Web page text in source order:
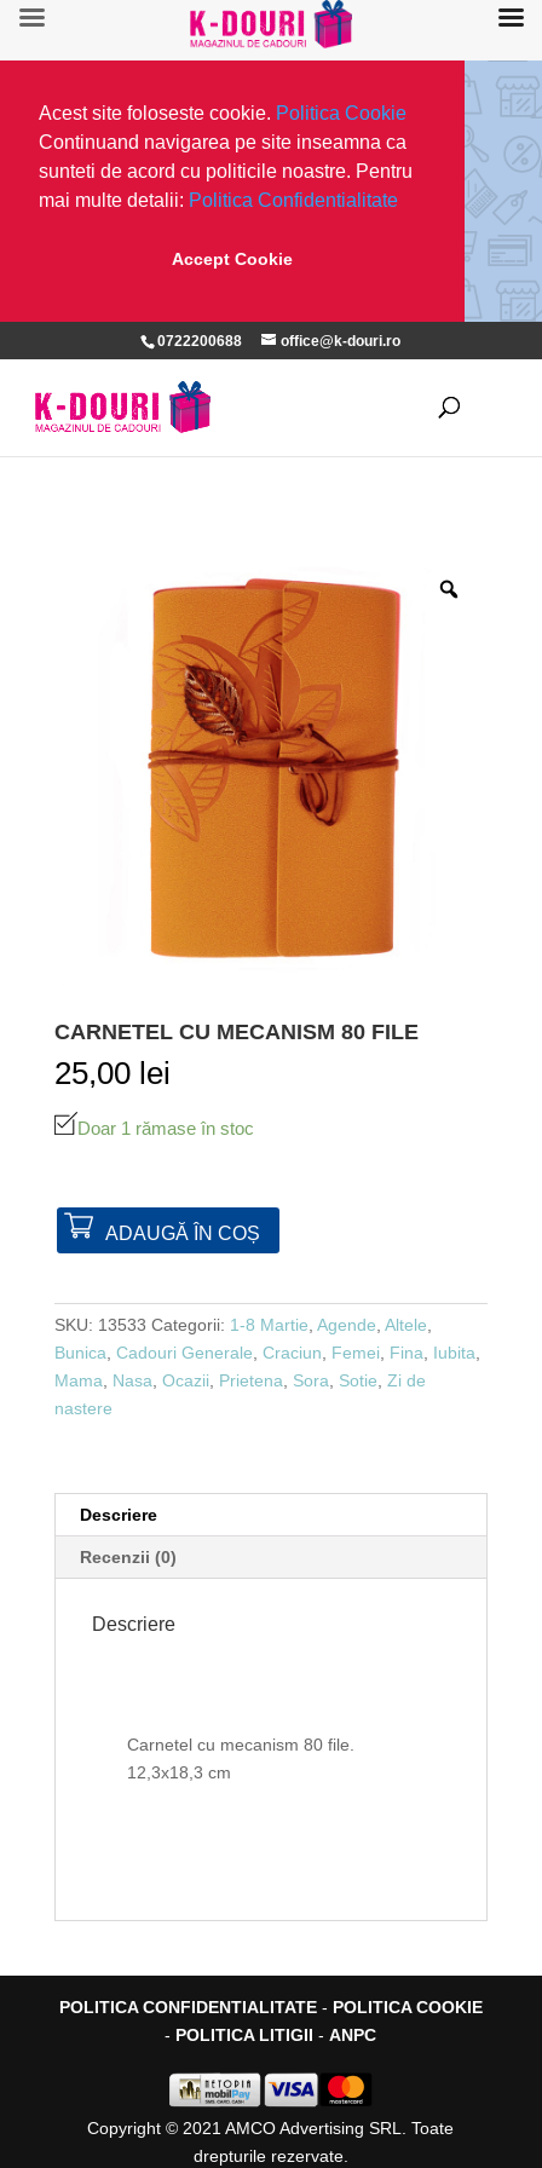
Acest site foloseste cookie. Politica Cookie
Continuand navigarea pe site inseamna ca
sunteti de acord cu politicile noastre. Pentru
mai multe detalii: Politica Confidentialitate
Accept Cookie
0722200688 office@k-douri.ro
CARNETEL CU MECANISM 80 FILE
25,00 lei
Doar 1 rămase în stoc
ADAUGĂ ÎN COȘ
SKU: 13533 Categorii: 1-8 Martie Agende Altele
Bunica Cadouri Generale Craciun Femei Fina Iubita
Mama
Nasa Ocazii Prietena Sora Sotie Zi de
nastere
Descriere
Recenzii (0)
Descriere
Carnetel cu mecanism 80 file.
12,3x18,3 cm
POLITICA CONFIDENTIALITATE- POLITICA COOKIE
- POLITICA LITIGII -ANPC
Copyright © 2021 AMCO Advertising SRL. Toate
drepturile rezervate.